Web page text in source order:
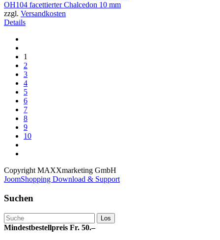
OH104 facettierter Chalcedon 10 mm
zzgl. Versandkosten
Details
1
2
3
4
5
6
7
8
9
10
Copyright MAXXmarketing GmbH
JoomShopping Download & Support
Suchen
Mindestbestellpreis Fr. 50.–